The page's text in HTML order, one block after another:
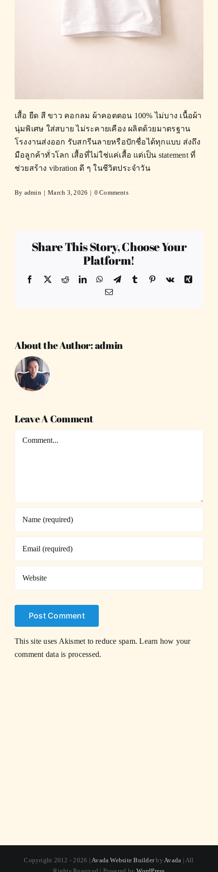
เสื้อ ยืด สี ขาว คอกลม ผ้าคอตตอน 100% ไม่บาง เนื้อผ้า
นุ่มพิเศษ ใส่สบาย ไม่ระคายเคือง ผลิตด้วยมาตรฐาน
โรงงานส่งออก รับสกรีนลายหรือปักชื่อได้ทุกแบบ ส่งถึง
มือลูกค้าทั่วโลก เสื้อที่ไม่ใช่แค่เสื้อ แต่เป็น statement ที่
ช่วยสร้าง vibration ดี ๆ ในชีวิตประจำวัน
By admin | March 3, 2026 | 0 Comments
Share This Story, Choose Your
Platform!
Facebook
X RedditLinkedInWhatsApp
TelegramTumblr Pinterest
Vk
Xing
Email
About the Author:admin
Leave A Comment
Comment
This site uses Akismet to reduce spam.Learn how your
comment data is processed.
Copyright 2012 - 2026 |Avada Website BuilderbyAvada | All